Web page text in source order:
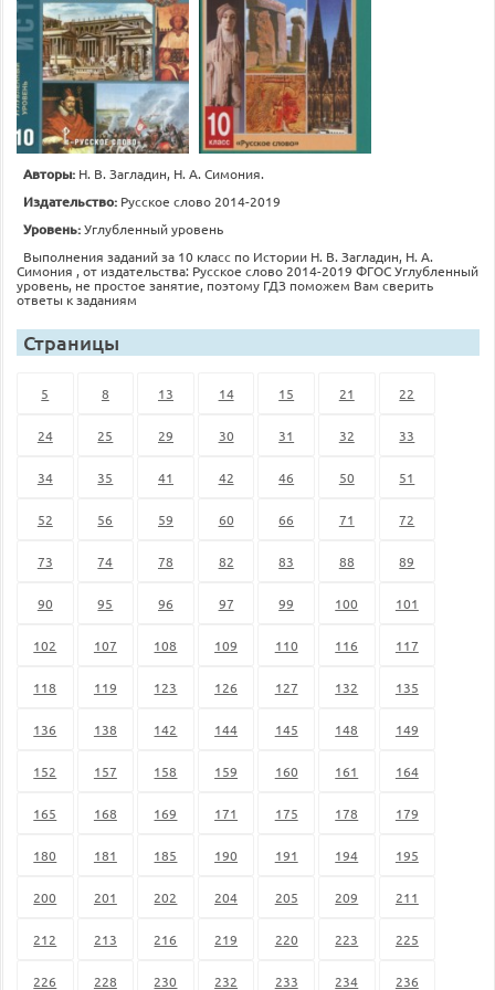
Авторы: Н. В. Загладин, Н. А. Симония.
Издательство: Русское слово 2014-2019
Уровень:Углубленный уровень
Выполнения заданий за 10 класс по Истории Н. В. Загладин, Н. А.
Симония , от издательства: Русское слово 2014-2019 ФГОС Углубленный
уровень, не простое занятие, поэтому ГДЗ поможем Вам сверить
ответы к заданиям
Страницы
5 8 13 14 15 21 22
24 25 29 30 31 32 33
34 35 41 42 46 50 51
52 56 59 60 66 71 72
73 74 78 82 83 88 89
90 95 96 97 99 100 101
102 107 108 109 110 116 117
118 119 123 126 127 132 135
136 138 142 144 145 148 149
152 157 158 159 160 161 164
165 168 169 171 175 178 179
180 181 185 190 191 194 195
200 201 202 204 205 209 211
212 213 216 219 220 223 225
226 228 230 232 233 234 236